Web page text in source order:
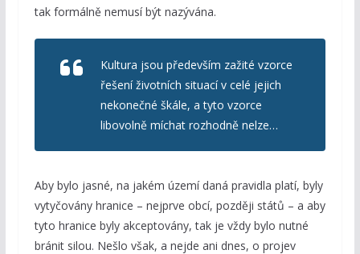
tak formálně nemusí být nazývána.
Kultura jsou především zažité vzorce
řešení životních situací v celé jejich
nekonečné škále, a tyto vzorce
libovolně míchat rozhodně nelze…
Aby bylo jasné, na jakém území daná pravidla platí, byly
vytyčovány hranice – nejprve obcí, později států – a aby
tyto hranice byly akceptovány, tak je vždy bylo nutné
bránit silou. Nešlo však, a nejde ani dnes, o projev